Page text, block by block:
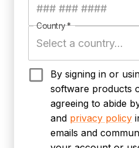
Country*
By signing in or
software products
agreeing to abide
and privacy policy
emails and